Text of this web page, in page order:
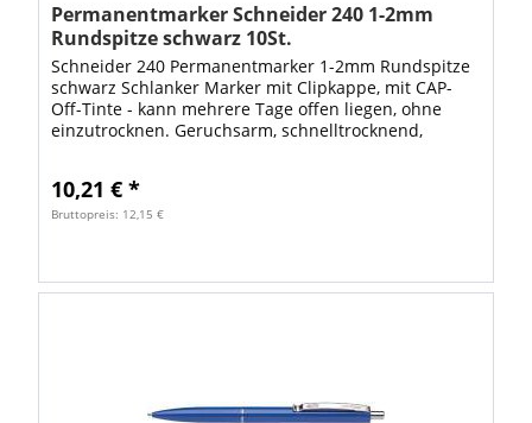
Permanentmarker Schneider 240 1-2mm
Rundspitze schwarz 10St.
Schneider 240 Permanentmarker 1-2mm Rundspitze
schwarz Schlanker Marker mit Clipkappe, mit CAP-
Off-Tinte - kann mehrere Tage offen liegen, ohne
einzutrocknen. Geruchsarm, schnelltrocknend,
10,21 € *
Bruttopreis: 12,15 €